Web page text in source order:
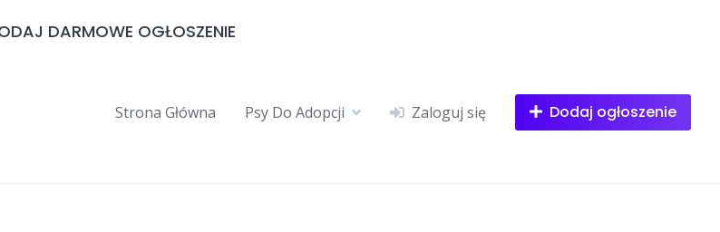
DARMOWE OGŁOSZENIE
Strona Główna Psy Do Adopcji Zaloguj się Dodaj ogłoszenie